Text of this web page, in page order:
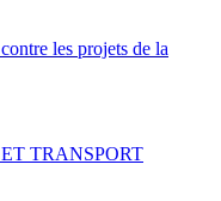
les projets de la
TRANSPORT